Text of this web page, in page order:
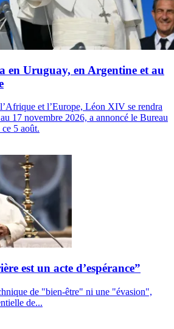
en Uruguay, en Argentine et au
et l’Europe, Léon XIV se rendra
17 novembre 2026, a annoncé le Bureau
5 août.
est un acte d’espérance”
de "bien-être" ni une "évasion",
de...